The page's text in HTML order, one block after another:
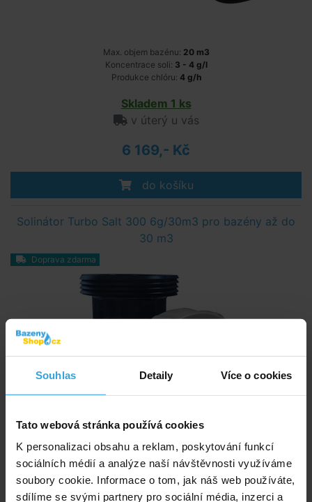
Souhlas Detaily Více o cookies
Tato webová stránka používá cookies
K personalizaci obsahu a reklam, poskytování funkcí
sociálních médií a analýze naší návštěvnosti využíváme
soubory cookie. Informace o tom, jak náš web používáte,
sdílíme se svými partnery pro sociální média, inzerci a
Max. objem bazénu: 20 m3
Koncentrace soli: 3 - 4 g/l
Produkce chlóru: 4 g/h
Skladem 1 ks
v úterý u vás
6 169,- Kč
do košíku
Solinátor Turbo Salt 300 6g/30m3 pro bazény až do
30 m3
Doprava zdarma